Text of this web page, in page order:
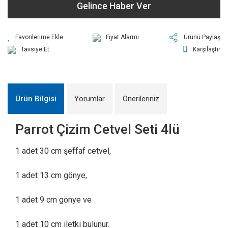
Gelince Haber Ver
Fiyat Alarmı
Ürünü Paylaş
Tavsiye Et
Karşılaştır
Ürün Bilgisi Yorumlar Önerileriniz
Parrot Çizim Cetvel Seti 4lü
1 adet 30 cm şeffaf cetvel,
1 adet 13 cm gönye,
1 adet 9 cm gönye ve
1 adet 10 cm iletki bulunur.